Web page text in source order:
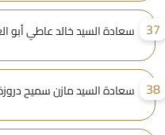
سعادة السيد خالد عاطي أبو العز
سعادة السيد مازن سميح دروزة